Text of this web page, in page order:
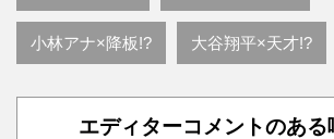
小林アナ×降板!? 大谷翔平×天才!?
エディターコメントのある